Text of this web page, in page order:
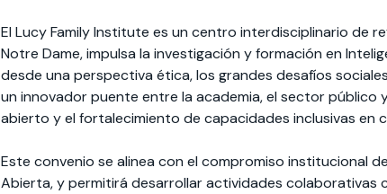
El Lucy Family Institute es un centro interdisciplinario de
Notre Dame, impulsa la investigación y formación en
desde una perspectiva ética, los grandes desafíos
un innovador puente entre la academia, el sector público
abierto y el fortalecimiento de capacidades inclusivas en
Este convenio se alinea con el compromiso institucional
Abierta, y permitirá desarrollar actividades colaborativas